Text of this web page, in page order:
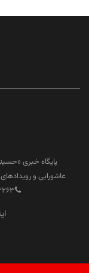
پایگاه خبری
عاشورایی و